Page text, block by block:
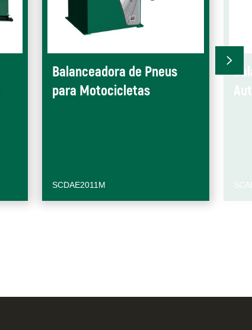
Balanceadora de Pneus
para Motocicletas
SCDAE2011M